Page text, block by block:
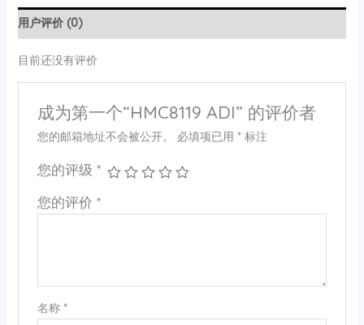
用户评价 (0)
目前还没有评价
成为第一个“HMC8119 ADI” 的评价者
您的邮箱地址不会被公开。 必填项已用 *标注
您的评级 *
您的评价 *
名称 *